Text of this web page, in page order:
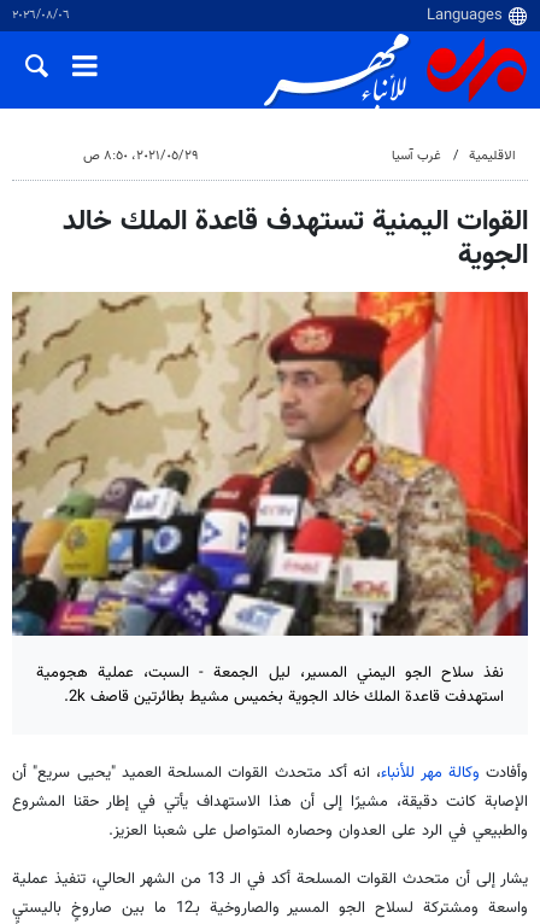
٠٦‏/٠٨‏/٢٠٢٦
الاقلیمیة غرب آسیا ٢٩‏/٠٥‏/٢٠٢١، ٨:٥٠ ص
القوات اليمنية تستهدف قاعدة الملك خالد
الجوية
نفذ سلاح الجو اليمني المسير، ليل الجمعة - السبت، عملية هجومية
استهدفت قاعدة الملك خالد الجوية بخميس مشيط بطائرتين قاصف 2k.
وأفادت وكالة مهر للأنباء، انه أكد متحدث القوات المسلحة العميد "يحيى سريع" أن
الإصابة كانت دقيقة، مشيرًا إلى أن هذا الاستهداف يأتي في إطار حقنا المشروع
والطبيعي في الرد على العدوان وحصاره المتواصل على شعبنا العزيز.
يشار إلى أن متحدث القوات المسلحة أكد في الـ 13 من الشهر الحالي، تنفيذ عملية
واسعة ومشتركة لسلاح الجو المسير والصاروخية بـ12 ما بين صاروخٍ باليستيٍ